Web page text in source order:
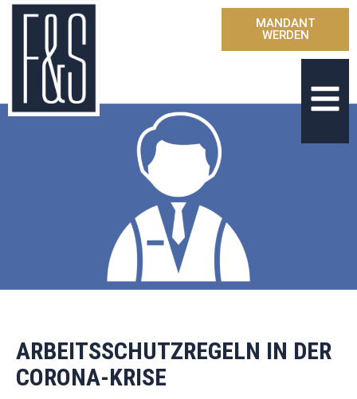
MANDANT
WERDEN
ARBEITSSCHUTZREGELN IN DER
CORONA-KRISE